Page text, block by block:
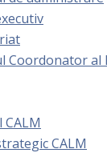
Coordonator al
CALM